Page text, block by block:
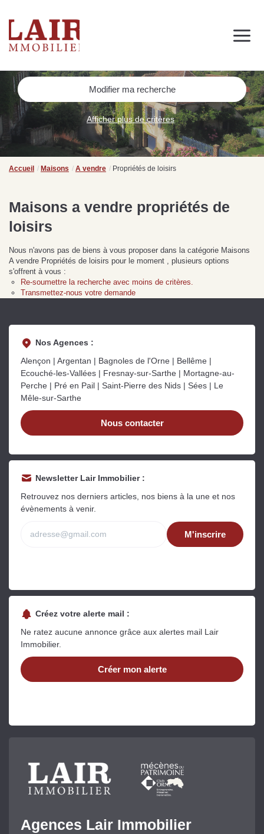
Immobilier
Nous découvrir
Nos services
Contact
Nos actualités
SUIVEZ-NOUS SUR LES RÉSEAUX SOCIAUX
NOS CONSEILS IMMO
pour vous accompagner dans vos projets
Procéder à des travaux
d’isolation à Fresnay-sur-
Sarthe pour booster sa
vente
Lire la suite
estimation immobilière à
Bagnoles-de-l’Orne :
conséquences ?
Gratuit
Rapide et gratuit, recevez votre estimation
en quelques clics.
Estimer mon bien maintenant
Modifier ma recherche
Afficher plus de critères
Accueil Maisons A vendre Propriétés de loisirs
Maisons a vendre propriétés de
loisirs
Nous n'avons pas de biens à vous proposer dans la catégorie Maisons
A vendre Propriétés de loisirs pour le moment , plusieurs options
s'offrent à vous :
Re-soumettre la recherche avec moins de critères.
Transmettez-nous votre demande
Nos Agences :
Alençon | Argentan | Bagnoles de l'Orne | Bellême |
Ecouché-les-Vallées | Fresnay-sur-Sarthe | Mortagne-au-
Perche | Pré en Pail | Saint-Pierre des Nids | Sées | Le
Mêle-sur-Sarthe
Nous contacter
Newsletter Lair Immobilier :
Retrouvez nos derniers articles, nos biens à la une et nos
évènements à venir.
M'inscrire
Créez votre alerte mail :
Ne ratez aucune annonce grâce aux alertes mail Lair
Immobilier.
Créer mon alerte
Agences Lair Immobilier